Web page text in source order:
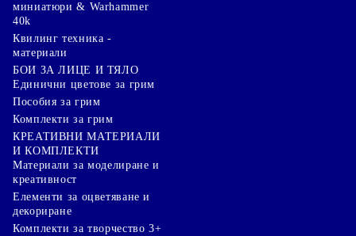
миниатюри & Warhammer
40k
Квилинг техника -
материали
БОИ ЗА ЛИЦЕ И ТЯЛО
Единични цветове за грим
Пособия за грим
Комплекти за грим
КРЕАТИВНИ МАТЕРИАЛИ
И КОМПЛЕКТИ
Mатериали за моделиране и
креативност
Елементи за оцветяване и
декориране
Комплекти за творчество 3+